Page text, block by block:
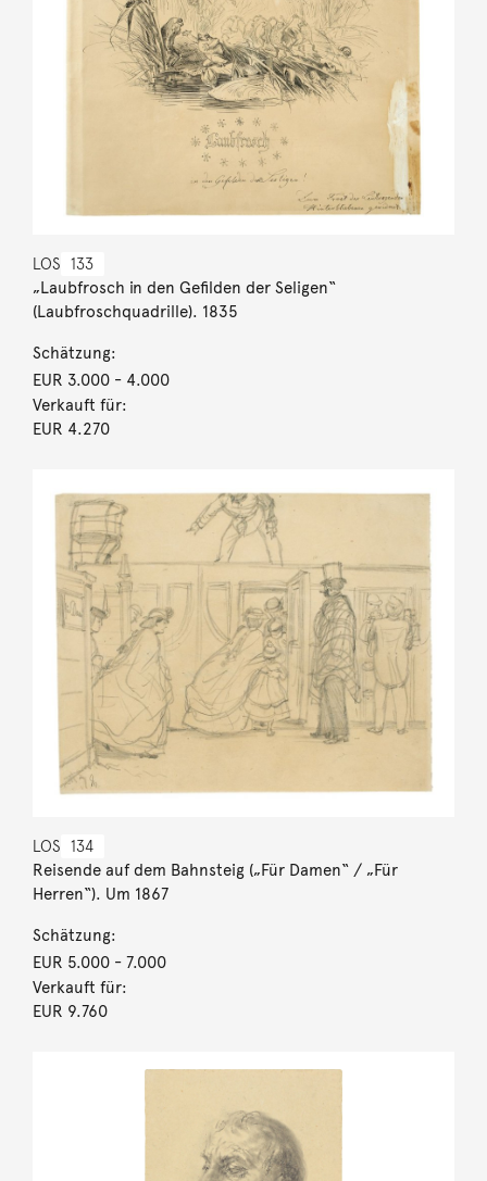
LOS 133
„Laubfrosch in den Gefilden der Seligen“
(Laubfroschquadrille). 1835
Schätzung:
EUR 3.000- 4.000
Verkauft für:
EUR 4.270
LOS 134
Reisende auf dem Bahnsteig („Für Damen“ / „Für
Herren“). Um 1867
Schätzung:
EUR 5.000- 7.000
Verkauft für:
EUR 9.760